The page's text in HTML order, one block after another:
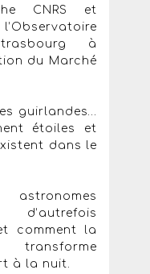
CNRS et
à
du Marché
guirlandes…
étoiles et
dans le
comment la
transforme
à la nuit.